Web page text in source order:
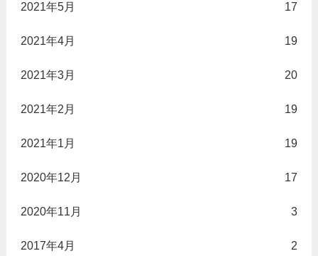
2021年5月 17
2021年4月 19
2021年3月 20
2021年2月 19
2021年1月 19
2020年12月 17
2020年11月 3
2017年4月 2